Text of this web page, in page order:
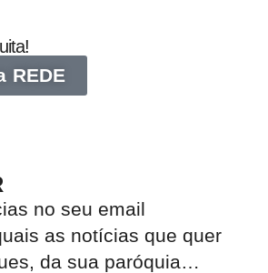
REDE
no seu email​
as notícias que quer
da sua paróquia…